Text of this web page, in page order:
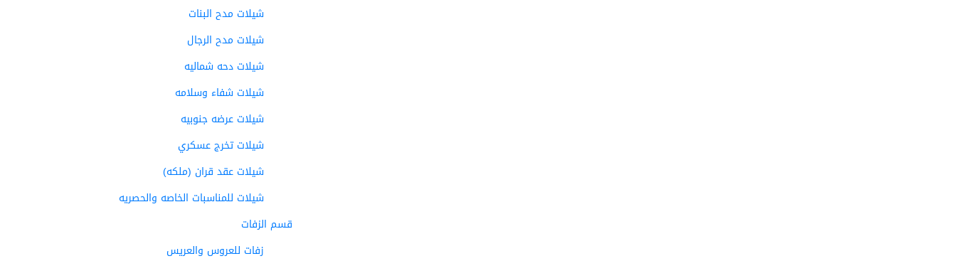
شيلات مدح البنات
شيلات مدح الرجال
شيلات دحه شماليه
شيلات شفاء وسلامه
شيلات عرضه جنوبيه
شيلات تخرج عسكري
شيلات عقد قران (ملكه)
شيلات للمناسبات الخاصه والحصريه
قسم الزفات
زفات للعروس والعريس